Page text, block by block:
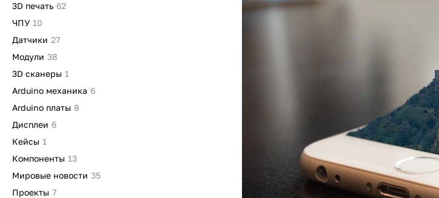
3D печать 62
ЧПУ 10
Датчики 27
Модули 38
3D сканеры 1
Arduino механика 6
Arduino платы 8
Дисплеи 6
Кейсы 1
Компоненты 13
Мировые новости 35
Проекты 7